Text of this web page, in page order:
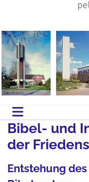
Bibel- und
der
Entstehung